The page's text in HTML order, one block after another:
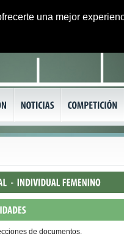
una mejor
de documentos.